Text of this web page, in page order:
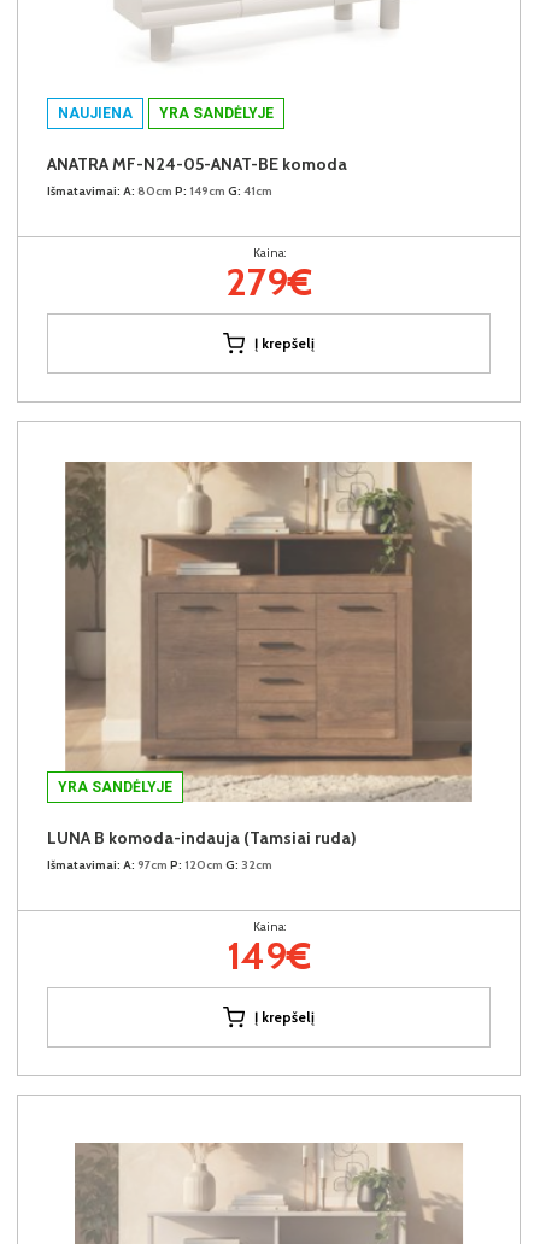
NAUJIENA YRA SANDĖLYJE
ANATRA MF-N24-05-ANAT-BE komoda
Išmatavimai: A: 80cm P: 149cm G: 41cm
Kaina:
279€
Į krepšelį
YRA SANDĖLYJE
LUNA B komoda-indauja (Tamsiai ruda)
Išmatavimai: A: 97cm P: 120cm G: 32cm
Kaina:
149€
Į krepšelį